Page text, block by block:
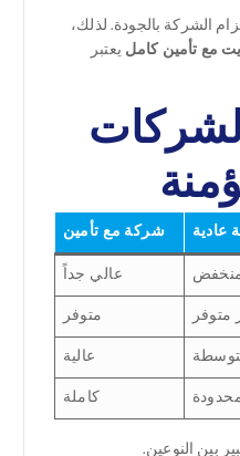
الشركة بالجودة. لذلك،
مع تأمين كامليعتبر
عادية
شركة مع تأمين
عالي جداً
متوفر
متوفر
عالية
كاملة
بين النوعين.